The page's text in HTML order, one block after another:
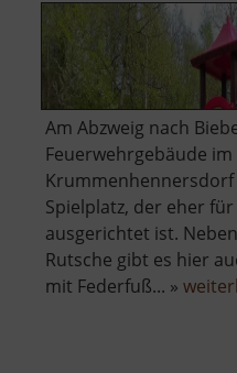
Am Abzweig nach
Feuerwehrgebäude
Spielplatz, der eher
ausgerichtet ist.
Rutsche gibt es hier
mit Federfuß... »